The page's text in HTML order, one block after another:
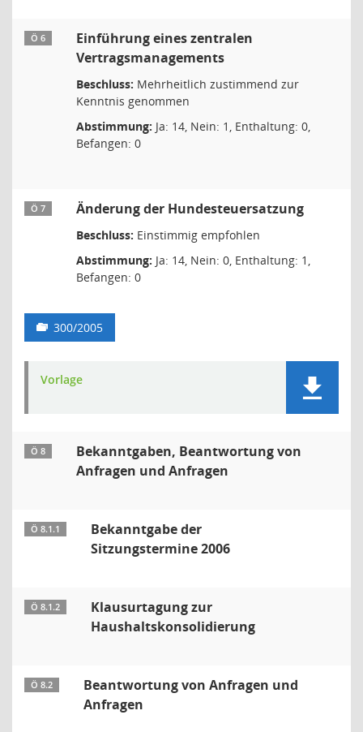
Ö 6
Einführung eines zentralen
Vertragsmanagements
Beschluss: Mehrheitlich zustimmend zur
Kenntnis genommen
Abstimmung: Ja: 14, Nein: 1, Enthaltung: 0,
Befangen: 0
Ö 7 Änderung der Hundesteuersatzung
Beschluss: Einstimmig empfohlen
Abstimmung: Ja: 14, Nein: 0, Enthaltung: 1,
Befangen: 0
300/2005
Vorlage
Ö 8
Bekanntgaben, Beantwortung von
Anfragen und Anfragen
Ö 8.1.1
Bekanntgabe der
Sitzungstermine 2006
Ö 8.1.2
Klausurtagung zur
Haushaltskonsolidierung
Ö 8.2
Beantwortung von Anfragen und
Anfragen